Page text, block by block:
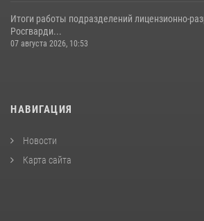
Итоги работы подразделений лицензионно-
Росгварди...
07 августа 2026, 10:53
НАВИГАЦИЯ
Новости
Карта сайта